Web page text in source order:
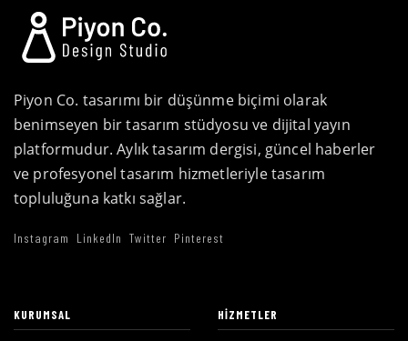
Piyon Co. tasarımı bir düşünme biçimi olarak
benimseyen bir tasarım stüdyosu ve dijital yayın
platformudur. Aylık tasarım dergisi, güncel haberler
ve profesyonel tasarım hizmetleriyle tasarım
topluluğuna katkı sağlar.
Instagram LinkedIn Twitter Pinterest
KURUMSAL HIZMETLER